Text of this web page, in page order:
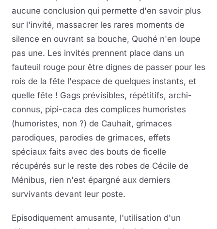
aucune conclusion qui permette d'en savoir plus
sur l'invité, massacrer les rares moments de
silence en ouvrant sa bouche, Quohé n'en loupe
pas une. Les invités prennent place dans un
fauteuil rouge pour être dignes de passer pour les
rois de la fête l'espace de quelques instants, et
quelle fête ! Gags prévisibles, répétitifs, archi-
connus, pipi-caca des complices humoristes
(humoristes, non ?) de Cauhait, grimaces
parodiques, parodies de grimaces, effets
spéciaux faits avec des bouts de ficelle
récupérés sur le reste des robes de Cécile de
Ménibus, rien n'est épargné aux derniers
survivants devant leur poste.
Episodiquement amusante, l'utilisation d'un